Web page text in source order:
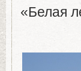
«Белая